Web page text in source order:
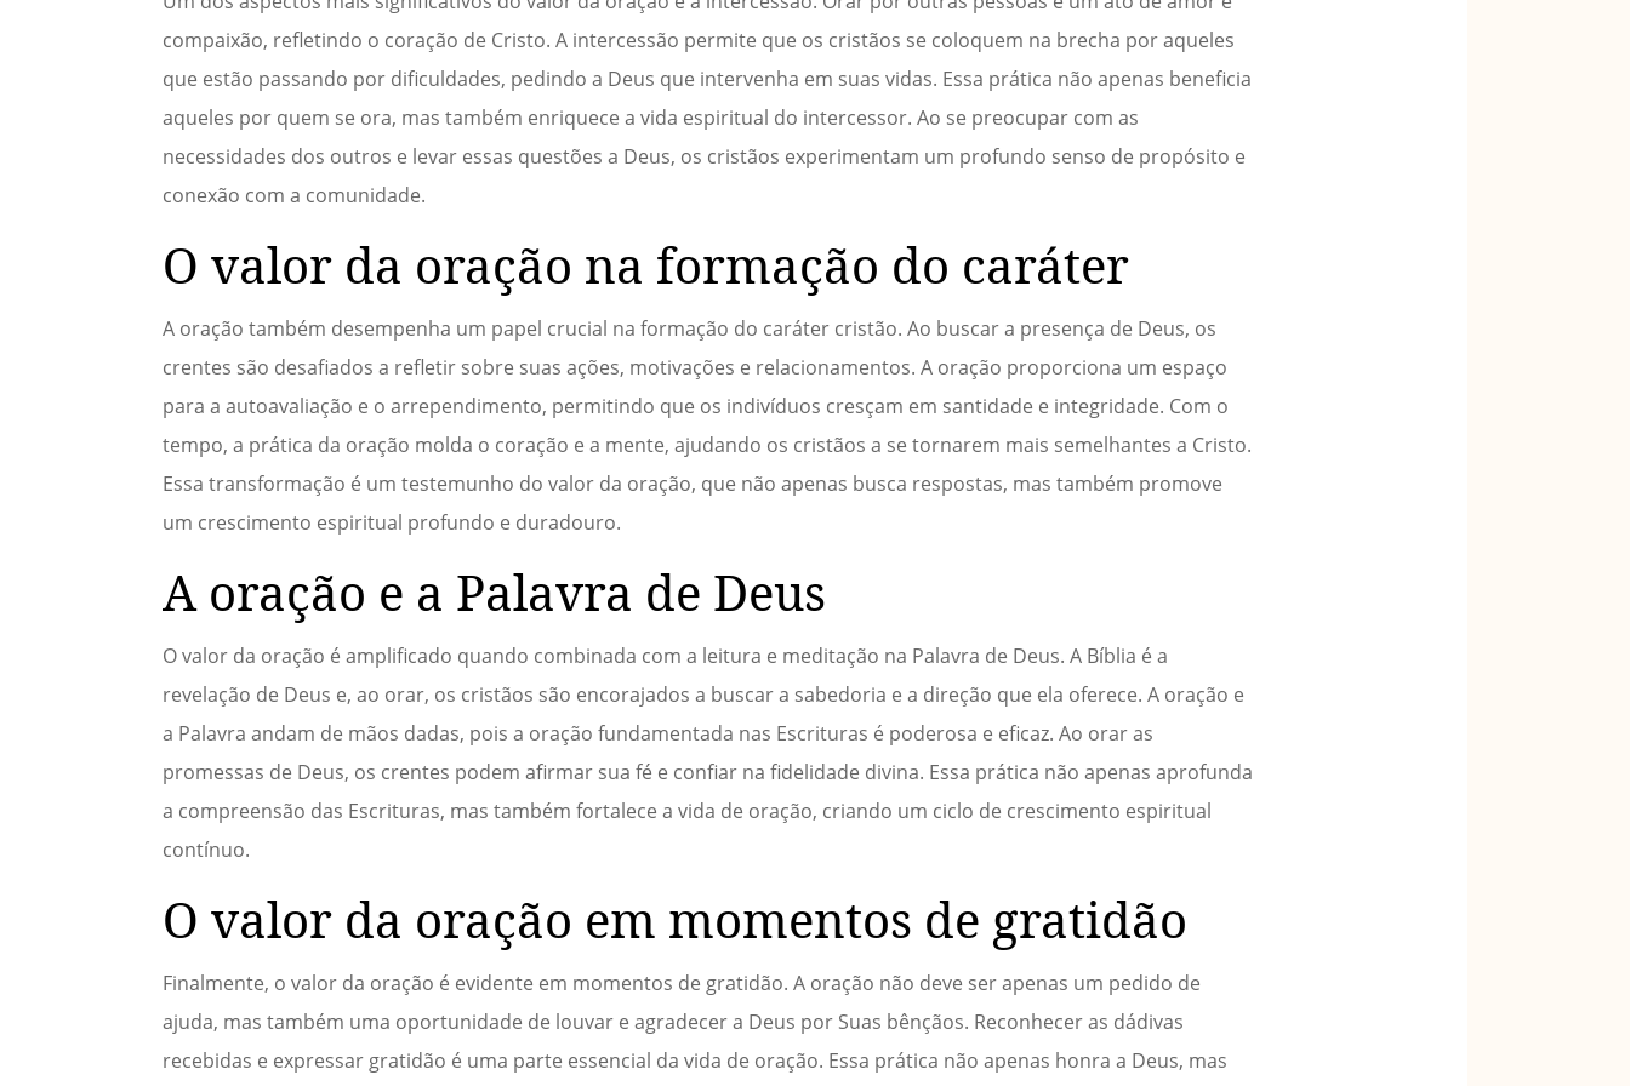
compaixão, refletindo o coração de Cristo. A intercessão permite que os cristãos se coloquem na brecha por aqueles
que estão passando por dificuldades, pedindo a Deus que intervenha em suas vidas. Essa prática não apenas beneficia
aqueles por quem se ora, mas também enriquece a vida espiritual do intercessor. Ao se preocupar com as
necessidades dos outros e levar essas questões a Deus, os cristãos experimentam um profundo senso de propósito e
conexão com a comunidade.
O valor da oração na formação do caráter
A oração também desempenha um papel crucial na formação do caráter cristão. Ao buscar a presença de Deus, os
crentes são desafiados a refletir sobre suas ações, motivações e relacionamentos. A oração proporciona um espaço
para a autoavaliação e o arrependimento, permitindo que os indivíduos cresçam em santidade e integridade. Com o
tempo, a prática da oração molda o coração e a mente, ajudando os cristãos a se tornarem mais semelhantes a Cristo.
Essa transformação é um testemunho do valor da oração, que não apenas busca respostas, mas também promove
um crescimento espiritual profundo e duradouro.
A oração e a Palavra de Deus
O valor da oração é amplificado quando combinada com a leitura e meditação na Palavra de Deus. A Bíblia é a
revelação de Deus e, ao orar, os cristãos são encorajados a buscar a sabedoria e a direção que ela oferece. A oração e
a Palavra andam de mãos dadas, pois a oração fundamentada nas Escrituras é poderosa e eficaz. Ao orar as
promessas de Deus, os crentes podem afirmar sua fé e confiar na fidelidade divina. Essa prática não apenas aprofunda
a compreensão das Escrituras, mas também fortalece a vida de oração, criando um ciclo de crescimento espiritual
contínuo.
O valor da oração em momentos de gratidão
Finalmente, o valor da oração é evidente em momentos de gratidão. A oração não deve ser apenas um pedido de
ajuda, mas também uma oportunidade de louvar e agradecer a Deus por Suas bênçãos. Reconhecer as dádivas
recebidas e expressar gratidão é uma parte essencial da vida de oração. Essa prática não apenas honra a Deus, mas